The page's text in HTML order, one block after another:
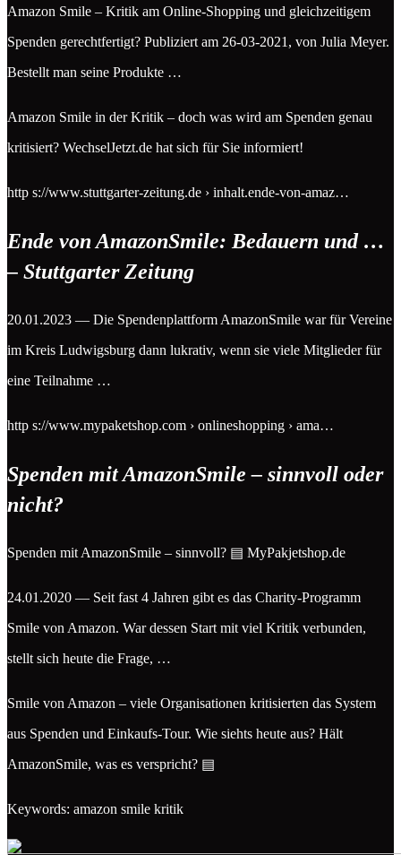
Amazon Smile – Kritik am Online-Shopping und gleichzeitigem
Spenden gerechtfertigt? Publiziert am 26-03-2021, von Julia Meyer.
Bestellt man seine Produkte …
Amazon Smile in der Kritik – doch was wird am Spenden genau
kritisiert? WechselJetzt.de hat sich für Sie informiert!
http s://www.stuttgarter-zeitung.de › inhalt.ende-von-amaz…
Ende von AmazonSmile: Bedauern und …
– Stuttgarter Zeitung
20.01.2023 — Die Spendenplattform AmazonSmile war für Vereine
im Kreis Ludwigsburg dann lukrativ, wenn sie viele Mitglieder für
eine Teilnahme …
http s://www.mypaketshop.com › onlineshopping › ama…
Spenden mit AmazonSmile – sinnvoll oder
nicht?
Spenden mit AmazonSmile – sinnvoll? ▤ MyPakjetshop.de
24.01.2020 — Seit fast 4 Jahren gibt es das Charity-Programm
Smile von Amazon. War dessen Start mit viel Kritik verbunden,
stellt sich heute die Frage, …
Smile von Amazon – viele Organisationen kritisierten das System
aus Spenden und Einkaufs-Tour. Wie siehts heute aus? Hält
AmazonSmile, was es verspricht? ▤
Keywords: amazon smile kritik